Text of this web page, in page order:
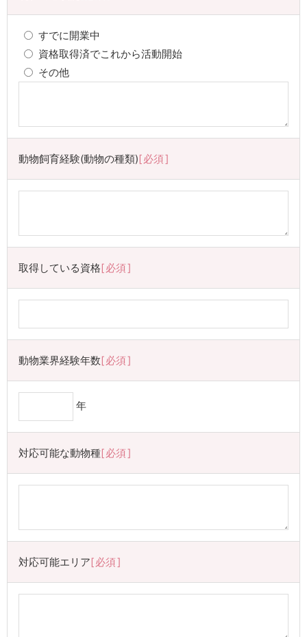
すでに開業中
資格取得済でこれから活動開始
その他
動物飼育経験(動物の種類) 必須
取得している資格 必須
動物業界経験年数 必須
年
対応可能な動物種 必須
対応可能エリア 必須